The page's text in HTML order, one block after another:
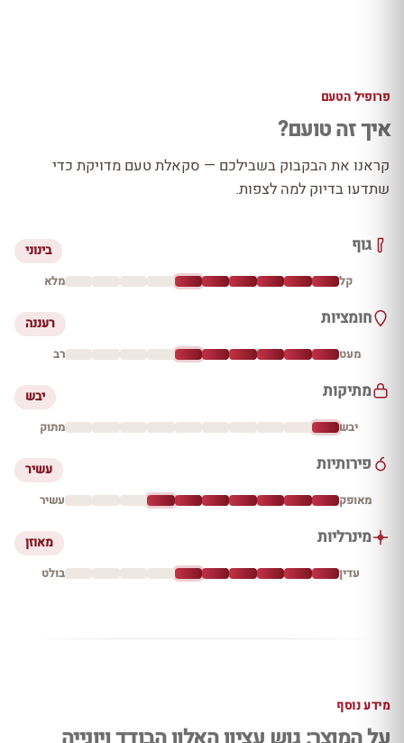
פרופיל הטעם
איך זה טועם?
קראנו את הבקבוק בשבילכם — סקאלת טעם מדויקת כדי
שתדעו בדיוק למה לצפות.
גוף בינוני
קל מלא
חומציות רעננה
מעט רב
מתיקות יבש
יבש מתוק
פירותיות עשיר
מאופק עשיר
מינרליות מאוזן
עדין בולט
מידע נוסף